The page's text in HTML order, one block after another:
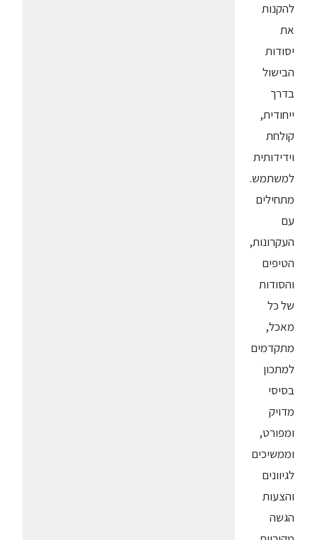
להקנות
את
יסודות
הבישול
בדרך
ייחודית,
קולחת
וידידותית
למשתמש.
מתחילים
עם
העקרונות,
הטיפים
והסודות
של כל
מאכל,
מתקדמים
למתכון
בסיסי
מדויק
ומפורט,
וממשיכים
לגיוונים
והצעות
הגשה